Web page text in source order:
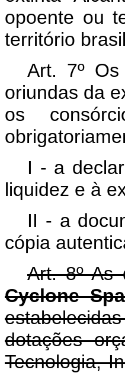
opoente ou
território
Art. 7º
oriundas da
os
I - a
liquidez e à
II - a
cópia
Art. 8º As
Cyclone
dotações
Tecnologia,